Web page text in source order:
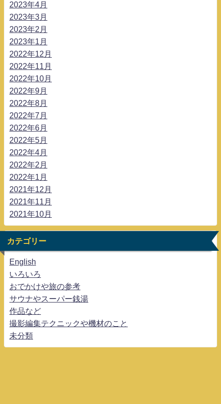
2023年4月
2023年3月
2023年2月
2023年1月
2022年12月
2022年11月
2022年10月
2022年9月
2022年8月
2022年7月
2022年6月
2022年5月
2022年4月
2022年2月
2022年1月
2021年12月
2021年11月
2021年10月
カテゴリー
English
いろいろ
おでかけや旅の参考
サウナやスーパー銭湯
作品など
撮影編集テクニックや機材のこと
未分類